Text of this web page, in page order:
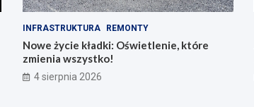
INFRASTRUKTURA REMONTY
Nowe życie kładki: Oświetlenie, które
zmienia wszystko!
4 sierpnia 2026